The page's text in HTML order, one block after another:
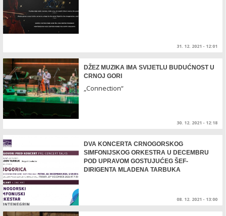
31. 12. 2021 - 12:01
DŽEZ MUZIKA IMA SVIJETLU BUDUĆNOST U
CRNOJ GORI
„Connection“
30. 12. 2021 - 12:18
DVA KONCERTA CRNOGORSKOG
SIMFONIJSKOG ORKESTRA U DECEMBRU
POD UPRAVOM GOSTUJUĆEG ŠEF-
DIRIGENTA MLADENA TARBUKA
08. 12. 2021 - 13:00